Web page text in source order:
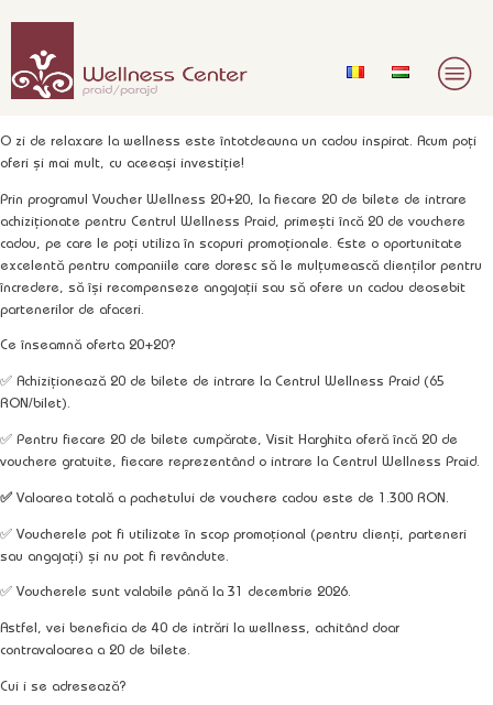
O zi de relaxare la wellness este întotdeauna un cadou inspirat. Acum poți
oferi și mai mult, cu aceeași investiție!
Prin programul Voucher Wellness 20+20 , la fiecare 20 de bilete de intrare
achiziționate pentru Centrul Wellness Praid, primești încă 20 de vouchere
cadou, pe care le poți utiliza în scopuri promoționale. Este o oportunitate
excelentă pentru companiile care doresc să le mulțumească clienților pentru
încredere, să își recompenseze angajații sau să ofere un cadou deosebit
partenerilor de afaceri.
Ce înseamnă oferta 20+20?
✅ Achiziționează 20 de bilete de intrare la Centrul Wellness Praid (65
RON/bilet).
✅ Pentru fiecare 20 de bilete cumpărate, Visit Harghita oferă încă 20 de
vouchere gratuite , fiecare reprezentând o intrare la Centrul Wellness Praid.
✅ Valoarea totală a pachetului de vouchere cadou este de 1.300 RON
✅ Voucherele pot fi utilizate în scop promoțional (pentru clienți, parteneri
sau angajați) și nu pot fi revândute.
✅ Voucherele sunt valabile până la 31 decembrie 2026.
Astfel, vei beneficia de40 de intrări la wellness, achitând doar
contravaloarea a 20 de bilete.
Cui i se adresează?